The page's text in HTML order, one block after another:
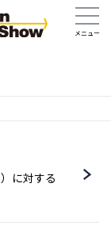
に対する